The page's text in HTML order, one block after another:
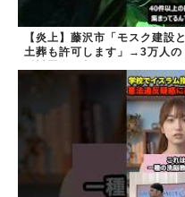
【炎上】藤沢市「モスク建設と
土葬も許可します」→3万人の